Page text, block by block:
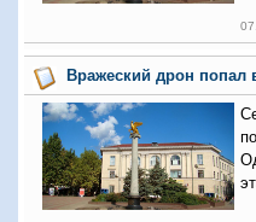
Вражеский дрон попал